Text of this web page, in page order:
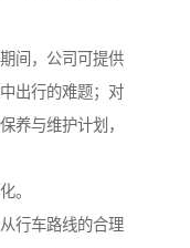
间，公司可提供
出行的难题；对
养与维护计划，
。
行车路线的合理